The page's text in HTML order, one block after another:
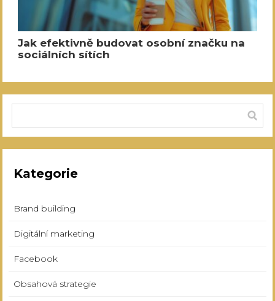
Jak efektivně budovat osobní značku na
sociálních sítích
Kategorie
Brand building
Digitální marketing
Facebook
Obsahová strategie